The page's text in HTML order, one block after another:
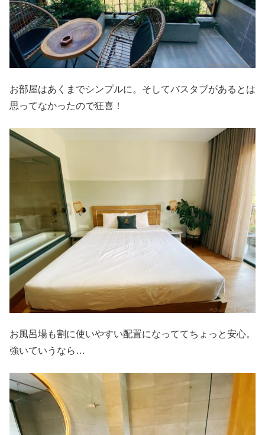
お部屋はあくまでシンプルに。そしてバスタブがあるとは
思ってなかったので狂喜！
お風呂場も割に使いやすい配置になっててちょっと安心。
強いていうなら…